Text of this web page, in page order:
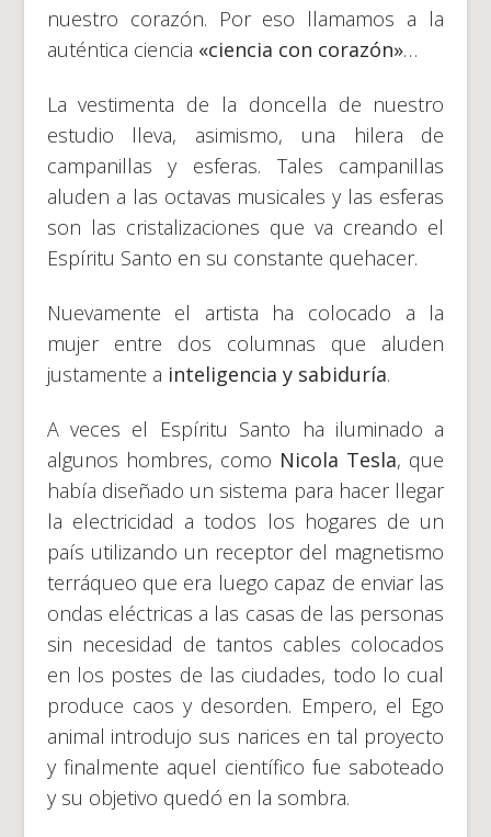
nuestro corazón. Por eso llamamos a la
auténtica ciencia «ciencia con corazón»…
La vestimenta de la doncella de nuestro
estudio lleva, asimismo, una hilera de
campanillas y esferas. Tales campanillas
aluden a las octavas musicales y las esferas
son las cristalizaciones que va creando el
Espíritu Santo en su constante quehacer.
Nuevamente el artista ha colocado a la
mujer entre dos columnas que aluden
justamente a inteligencia y sabiduría.
A veces el Espíritu Santo ha iluminado a
algunos hombres, como Nicola Tesla, que
había diseñado un sistema para hacer llegar
la electricidad a todos los hogares de un
país utilizando un receptor del magnetismo
terráqueo que era luego capaz de enviar las
ondas eléctricas a las casas de las personas
sin necesidad de tantos cables colocados
en los postes de las ciudades, todo lo cual
produce caos y desorden. Empero, el Ego
animal introdujo sus narices en tal proyecto
y finalmente aquel científico fue saboteado
y su objetivo quedó en la sombra.